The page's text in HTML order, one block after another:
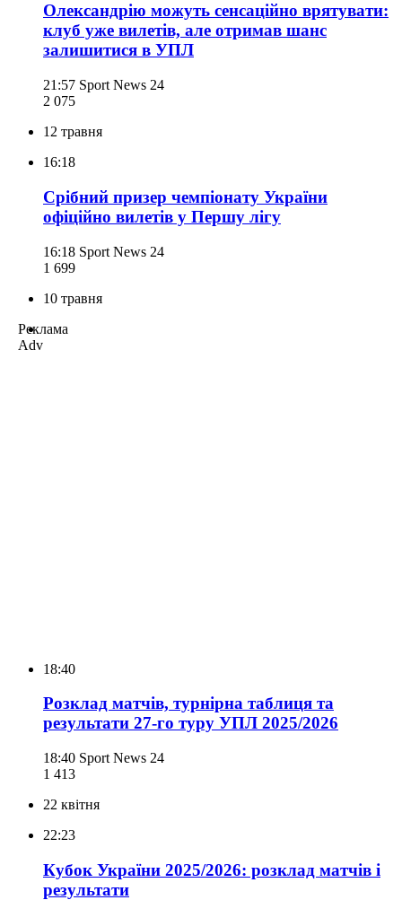
Олександрію можуть сенсаційно врятувати:
клуб уже вилетів, але отримав шанс
залишитися в УПЛ
21:57 Sport News 24
2 075
12 травня
16:18
Срібний призер чемпіонату України
офіційно вилетів у Першу лігу
16:18 Sport News 24
1 699
10 травня
Реклама
Adv
18:40
Розклад матчів, турнірна таблиця та
результати 27-го туру УПЛ 2025/2026
18:40 Sport News 24
1 413
22 квітня
22:23
Кубок України 2025/2026: розклад матчів і
результати